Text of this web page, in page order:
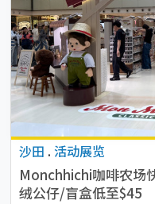
沙田 . 活动展览
Monchhichi咖啡农场
绒公仔/盲盒低至$45